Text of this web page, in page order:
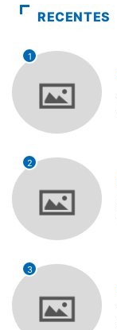
RECENTES
1
2
3